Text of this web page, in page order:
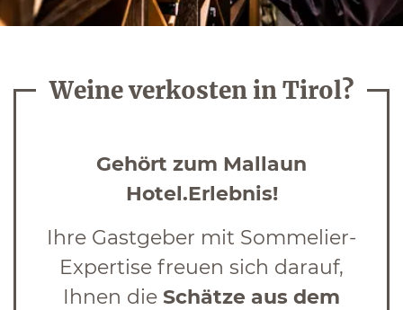
Weine verkosten in Tirol?
Gehört zum Mallaun
Hotel.Erlebnis!
Ihre Gastgeber mit Sommelier-
Expertise freuen sich darauf,
Ihnen die Schätze aus dem